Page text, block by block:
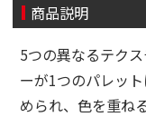
商品説明
5つの異なるテク
ーが1つのパレッ
められ、色を重ね